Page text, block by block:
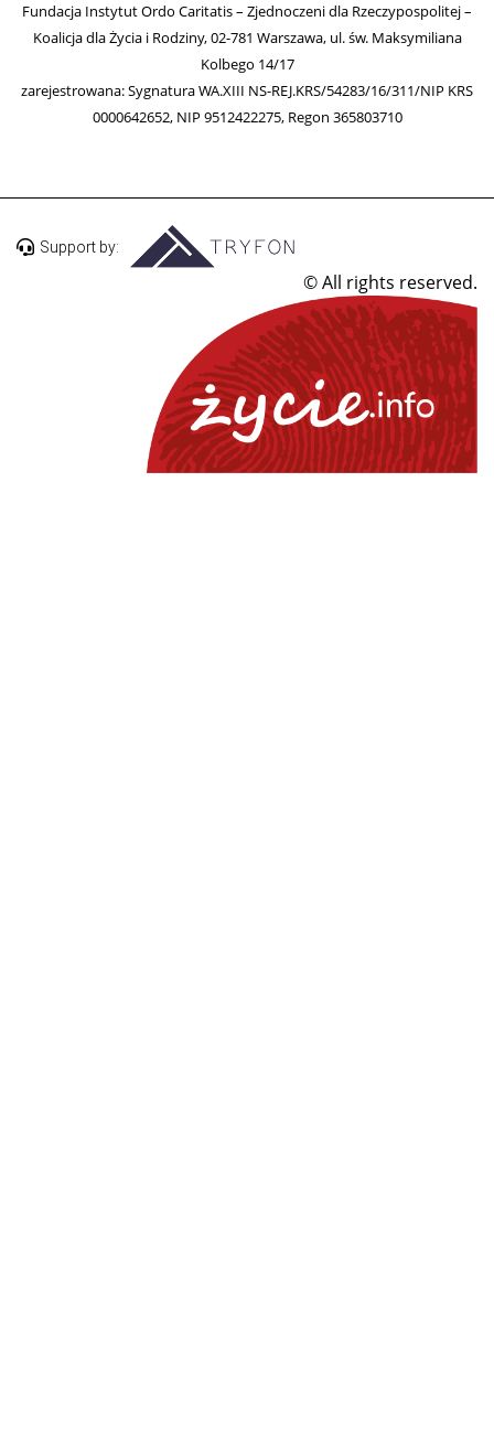
Fundacja Instytut Ordo Caritatis – Zjednoczeni dla Rzeczypospolitej –
Koalicja dla Życia i Rodziny, 02-781 Warszawa, ul. św. Maksymiliana
Kolbego 14/17
zarejestrowana: Sygnatura WA.XIII NS-REJ.KRS/54283/16/311/NIP KRS
0000642652, NIP 9512422275, Regon 365803710
Support by:
© All rights reserved.